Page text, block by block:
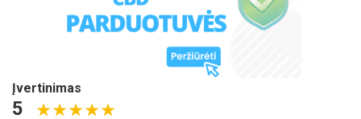
Įvertinimas
5